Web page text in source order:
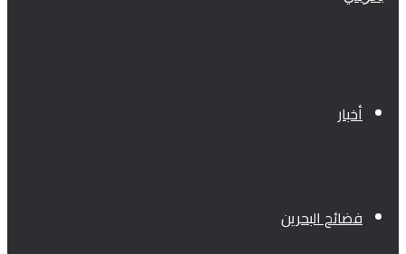
أخبار
فضائح البحرين